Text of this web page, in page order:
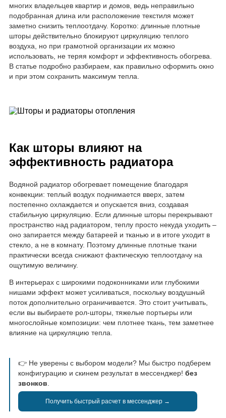
многих владельцев квартир и домов, ведь неправильно
подобранная длина или расположение текстиля может
заметно снизить теплоотдачу. Коротко: длинные плотные
шторы действительно блокируют циркуляцию теплого
воздуха, но при грамотной организации их можно
использовать, не теряя комфорт и эффективность обогрева.
В статье подробно разбираем, как правильно оформить окно
и при этом сохранить максимум тепла.
Как шторы влияют на
эффективность радиатора
Водяной радиатор обогревает помещение благодаря
конвекции: теплый воздух поднимается вверх, затем
постепенно охлаждается и опускается вниз, создавая
стабильную циркуляцию. Если длинные шторы перекрывают
пространство над радиатором, теплу просто некуда уходить –
оно запирается между батареей и тканью и в итоге уходит в
стекло, а не в комнату. Поэтому длинные плотные ткани
практически всегда снижают фактическую теплоотдачу на
ощутимую величину.
В интерьерах с широкими подоконниками или глубокими
нишами эффект может усиливаться, поскольку воздушный
поток дополнительно ограничивается. Это стоит учитывать,
если вы выбираете рол-шторы, тяжелые портьеры или
многослойные композиции: чем плотнее ткань, тем заметнее
влияние на циркуляцию тепла.
👉 Не уверены с выбором модели? Мы быстро подберем
конфигурацию и скинем результат в мессенджер! без
звонков
Получить быстрый расчет в мессенджер →